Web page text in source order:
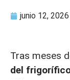
junio 12, 2026
Tras meses
del